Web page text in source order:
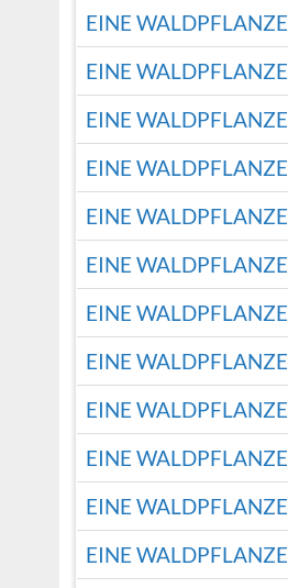
EINE WALDPFLANZE
EINE WALDPFLANZE
EINE WALDPFLANZE
EINE WALDPFLANZE
EINE WALDPFLANZE
EINE WALDPFLANZE
EINE WALDPFLANZE
EINE WALDPFLANZE
EINE WALDPFLANZE
EINE WALDPFLANZE
EINE WALDPFLANZE
EINE WALDPFLANZE